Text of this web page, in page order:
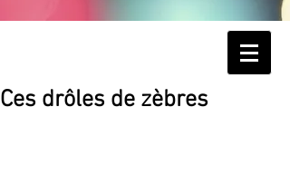
Ces drôles de zèbres